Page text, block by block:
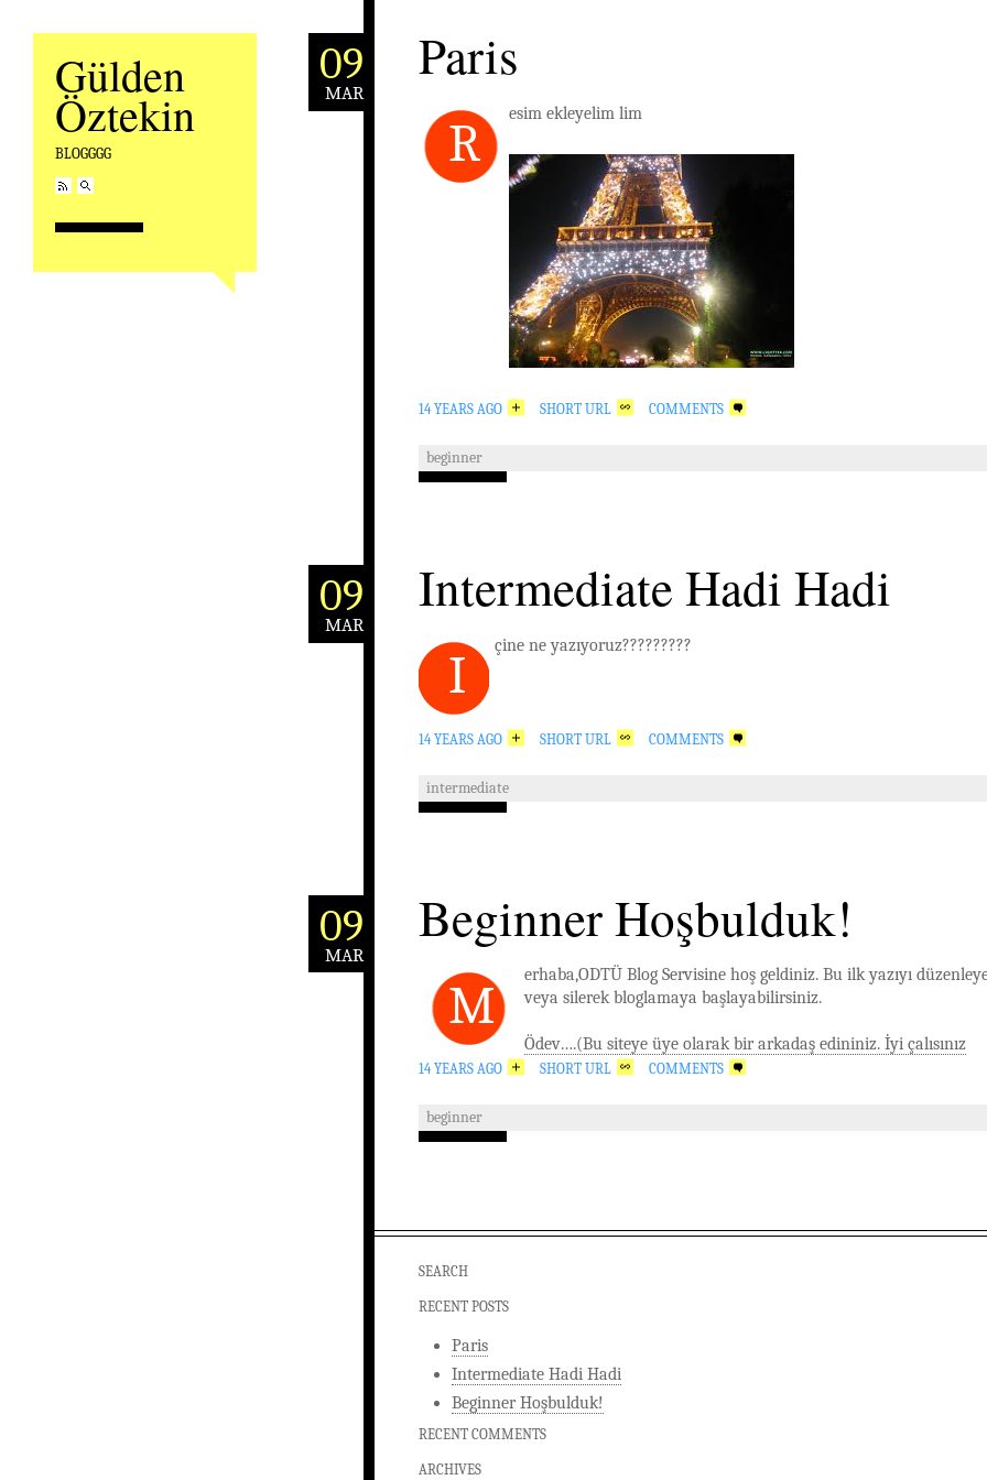
Gülden
Öztekin
BLOGGGG
09
MAR
Paris
R
esim ekleyelim lim
14 YEARS AGO SHORT URL COMMENTS
beginner
09
MAR
Intermediate Hadi Hadi
i
çine ne yazıyoruz?????????
14 YEARS AGO SHORT URL COMMENTS
intermediate
09
MAR
Beginner Hoşbulduk!
M
erhaba,ODTÜ Blog Servisine hoş geldiniz. Bu ilk yazıyı
veya silerek bloglamaya başlayabilirsiniz.
Ödev….(Bu siteye üye olarak bir arkadaş edininiz. İyi çalısınız
14 YEARS AGO SHORT URL COMMENTS
beginner
SEARCH
RECENT POSTS
Paris
Intermediate Hadi Hadi
Beginner Hoşbulduk!
RECENT COMMENTS
ARCHIVES